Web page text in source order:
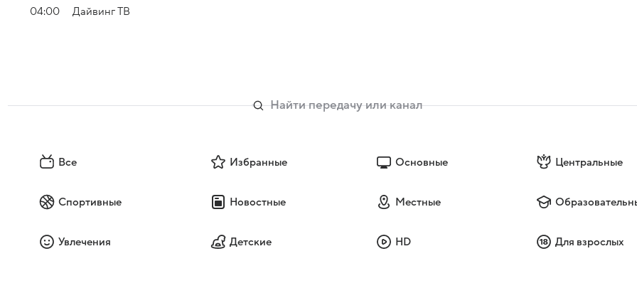
04:00
Дайвинг ТВ
Все Избранные Основные Центральные
Спортивные Новостные Местные
Увлечения Детские HD Для взрослых